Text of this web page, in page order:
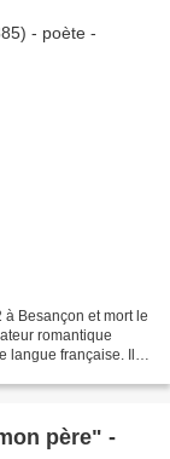
Besançon et mort le
romantique
française. Il
père" -